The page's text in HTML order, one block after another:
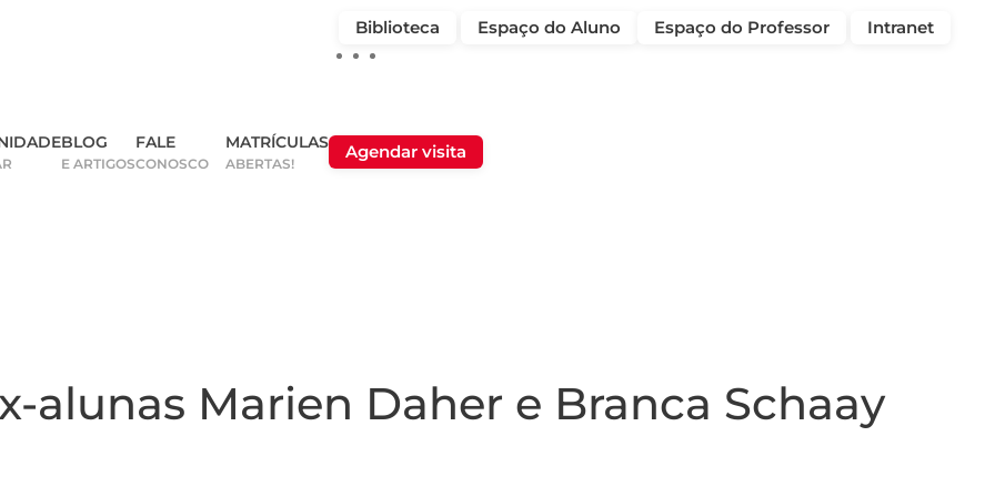
Biblioteca Espaço do Aluno Espaço do Professor Intranet
BLOG
E ARTIGOS
FALE
CONOSCO
MATRÍCULAS
ABERTAS!
Agendar visita
alunas Marien Daher e Branca Schaay